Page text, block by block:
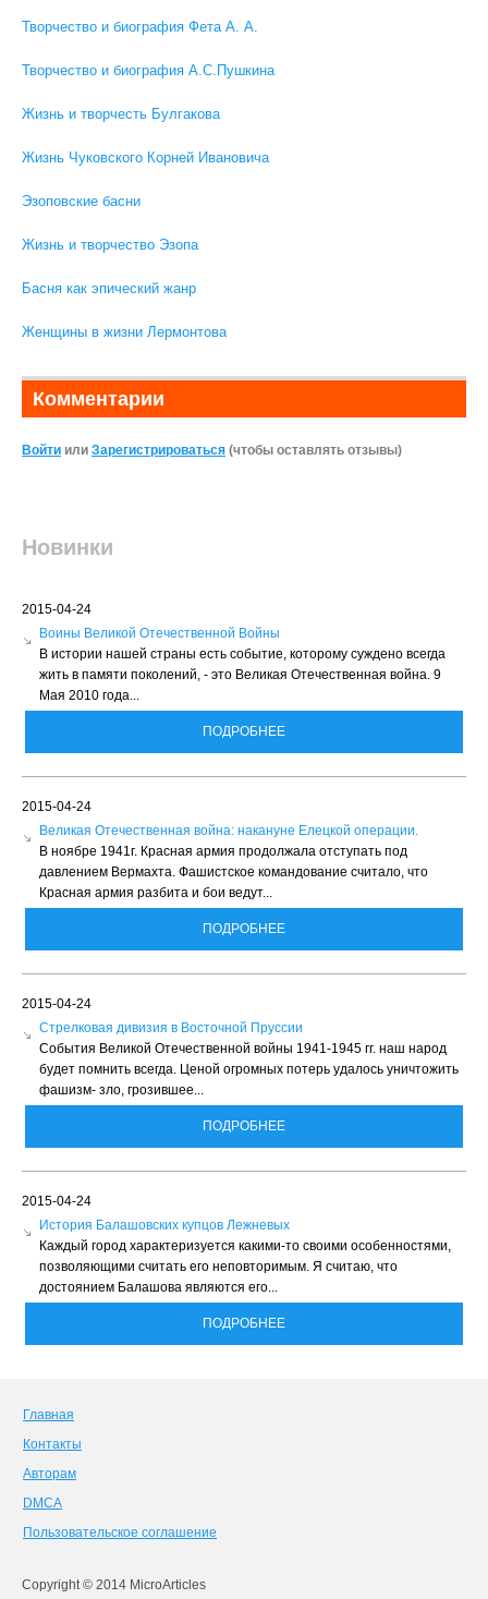
Творчество и биография Фета А. А.
Творчество и биография А.С.Пушкина
Жизнь и творчесть Булгакова
Жизнь Чуковского Корней Ивановича
Эзоповские басни
Жизнь и творчество Эзопа
Басня как эпический жанр
Женщины в жизни Лермонтова
Комментарии
Войти или Зарегистрироваться (чтобы оставлять отзывы)
Новинки
2015-04-24
Воины Великой Отечественной Войны
В истории нашей страны есть событие, которому суждено всегда
жить в памяти поколений, - это Великая Отечественная война. 9
Мая 2010 года...
ПОДРОБНЕЕ
2015-04-24
Великая Отечественная война: накануне Елецкой операции.
В ноябре 1941г. Красная армия продолжала отступать под
давлением Вермахта. Фашистское командование считало, что
Красная армия разбита и бои ведут...
ПОДРОБНЕЕ
2015-04-24
Стрелковая дивизия в Восточной Пруссии
События Великой Отечественной войны 1941-1945 гг. наш народ
будет помнить всегда. Ценой огромных потерь удалось уничтожить
фашизм- зло, грозившее...
ПОДРОБНЕЕ
2015-04-24
История Балашовских купцов Лежневых
Каждый город характеризуется какими-то своими особенностями,
позволяющими считать его неповторимым. Я считаю, что
достоянием Балашова являются его...
ПОДРОБНЕЕ
Copyright © 2014 MicroArticles
Главная
Контакты
Авторам
DMCA
Пользовательское соглашение